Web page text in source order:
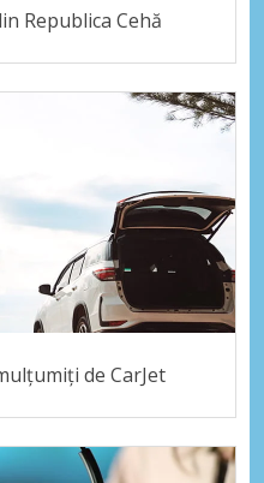
Republica Cehă
de CarJet